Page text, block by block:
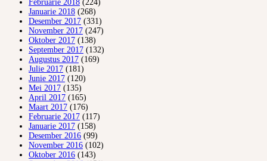
Februarie 2018 (224)
Januarie 2018 (268)
Desember 2017 (331)
November 2017 (247)
Oktober 2017 (138)
September 2017 (132)
Augustus 2017 (169)
Julie 2017 (181)
Junie 2017 (120)
Mei 2017 (135)
April 2017 (165)
Maart 2017 (176)
Februarie 2017 (117)
Januarie 2017 (158)
Desember 2016 (99)
November 2016 (102)
Oktober 2016 (143)